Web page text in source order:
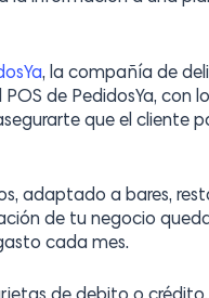
, la compañía de
de PedidosYa, con
que el cliente
adaptado a bares,
de tu negocio
cada mes.